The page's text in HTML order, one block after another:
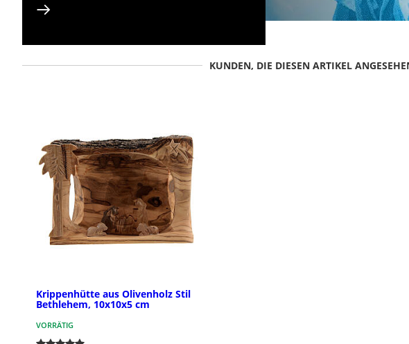
KUNDEN, DIE DIESEN ARTIKEL
Krippenhütte aus Olivenholz Stil
Bethlehem, 10x10x5 cm
VORRÄTIG